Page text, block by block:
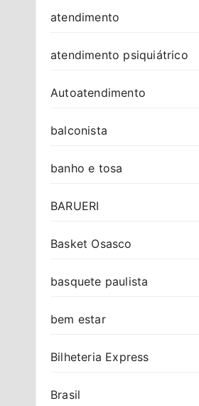
atendimento
atendimento psiquiátrico
Autoatendimento
balconista
banho e tosa
BARUERI
Basket Osasco
basquete paulista
bem estar
Bilheteria Express
Brasil